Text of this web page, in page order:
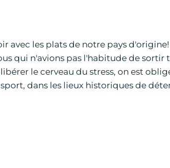
avec les plats de notre pays d'origine!
qui n'avions pas l'habitude de sortir
le cerveau du stress, on est
dans les lieux historiques de